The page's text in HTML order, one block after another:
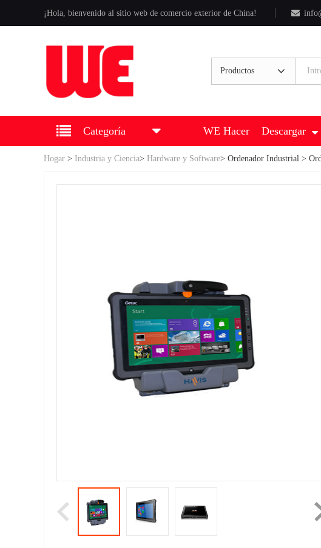
¡Hola, bienvenido al sitio web de comercio exterior de China!
Productos
Categoría WE Hacer Descargar
Hogar > Industria y Ciencia> Hardware y Software> Ordenador Industrial >